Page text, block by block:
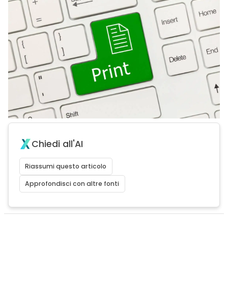
Chiedi all'AI
Riassumi questo articolo
Approfondisci con altre fonti